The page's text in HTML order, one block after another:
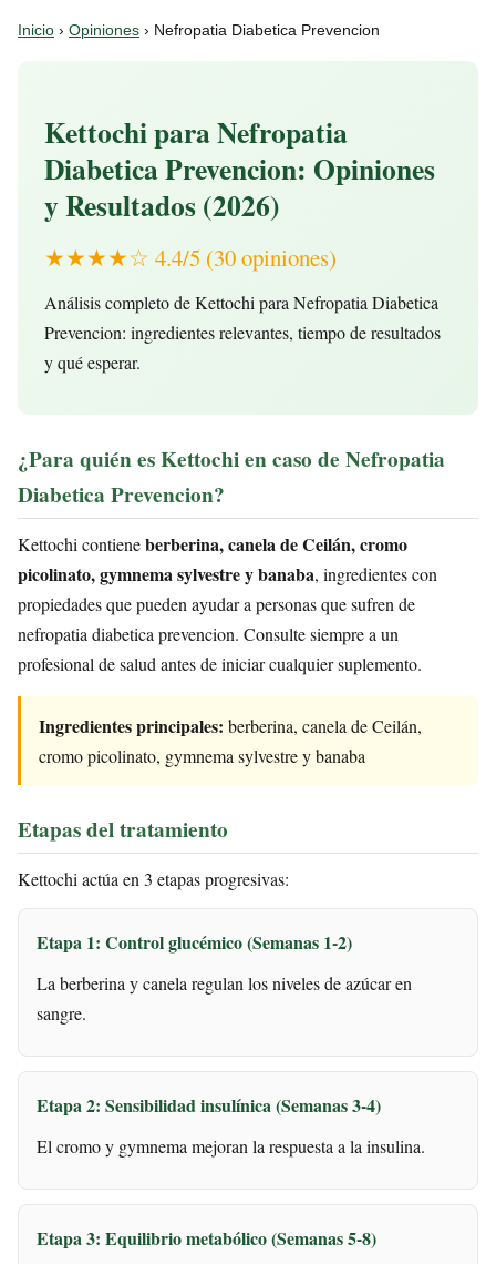
Inicio › Opiniones › Nefropatia Diabetica Prevencion
Kettochi para Nefropatia
Diabetica Prevencion: Opiniones
y Resultados (2026)
★★★★☆ 4.4/5 (30 opiniones)
Análisis completo de Kettochi para Nefropatia Diabetica
Prevencion: ingredientes relevantes, tiempo de resultados
y qué esperar.
¿Para quién es Kettochi en caso de Nefropatia
Diabetica Prevencion?
Kettochi contieneberberina, canela de Ceilán, cromo
picolinato, gymnema sylvestre y banaba, ingredientes con
propiedades que pueden ayudar a personas que sufren de
nefropatia diabetica prevencion. Consulte siempre a un
profesional de salud antes de iniciar cualquier suplemento.
Ingredientes principales: berberina, canela de Ceilán,
cromo picolinato, gymnema sylvestre y banaba
Etapas del tratamiento
Kettochi actúa en 3 etapas progresivas:
Etapa 1: Control glucémico (Semanas 1-2)
La berberina y canela regulan los niveles de azúcar en
sangre.
Etapa 2: Sensibilidad insulínica (Semanas 3-4)
El cromo y gymnema mejoran la respuesta a la insulina.
Etapa 3: Equilibrio metabólico (Semanas 5-8)